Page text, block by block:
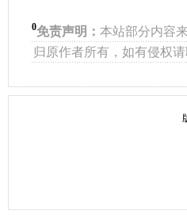
0免责声明： 本站部分内容
归原作者所有，如有侵权请